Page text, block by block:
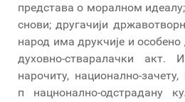
представа о моралном
снови; другачији
народ има друкчије и особено
духовно-стваралачки
нарочиту, национално-
п нацнонално-одстрадану